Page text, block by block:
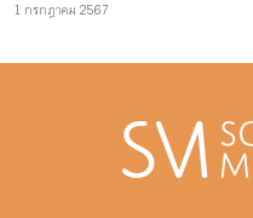
1 กรกฎาคม 2567